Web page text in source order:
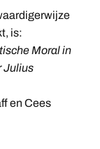
is:
Moral in
Julius
en Cees